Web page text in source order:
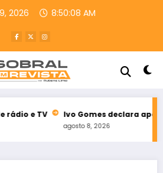
2026 8:50:09 AM
Ivo Gomes declara apoio à reeleição